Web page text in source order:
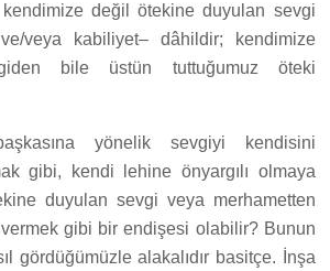
değil ötekine duyulan sevgi
veya kabiliyet– dâhildir; kendimize
bile üstün tuttuğumuz öteki
yönelik sevgiyi kendisini
gibi, kendi lehine önyargılı olmaya
duyulan sevgi veya merhametten
gibi bir endişesi olabilir? Bunun
gördüğümüzle alakalıdır basitçe. İnşa